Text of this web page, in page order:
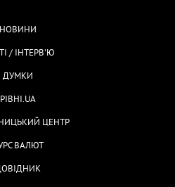
НОВИНИ
/ ІНТЕРВ'Ю
ДУМКИ
РІВНІ.UA
ЦЕНТР
ВАЛЮТ